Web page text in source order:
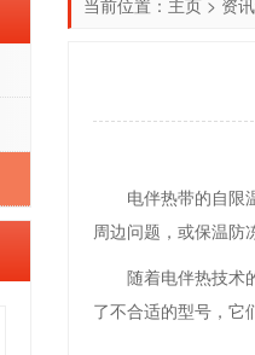
当前位置： 主页 > 资
电伴热带的自限
周边问题，或保温防
随着电伴热技术
了不合适的型号，它